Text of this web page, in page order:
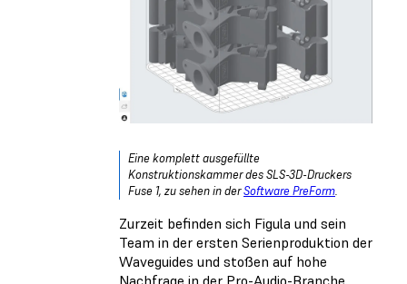
Eine komplett ausgefüllte
Konstruktionskammer des SLS-3D-Druckers
Fuse 1, zu sehen in derSoftware PreForm.
Zurzeit befinden sich Figula und sein
Team in der ersten Serienproduktion der
Waveguides und stoßen auf hohe